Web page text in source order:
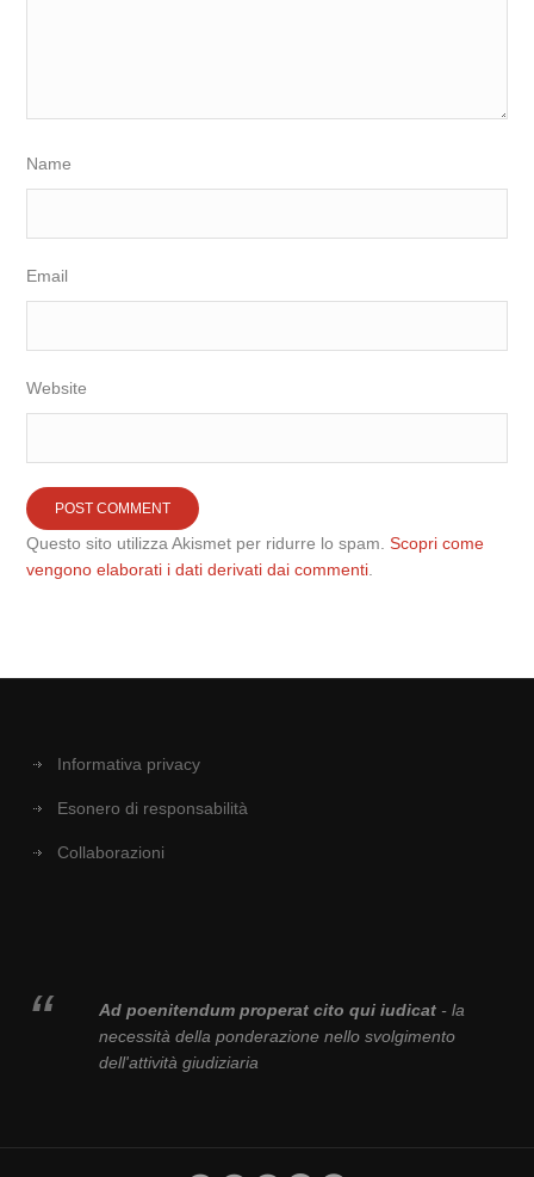
Name
Email
Website
Questo sito utilizza Akismet per ridurre lo spam.Scopri come
vengono elaborati i dati derivati dai commenti
Informativa privacy
Esonero di responsabilità
Collaborazioni
Ad poenitendum properat cito qui iudicat- la
necessità della ponderazione nello svolgimento
dell'attività giudiziaria